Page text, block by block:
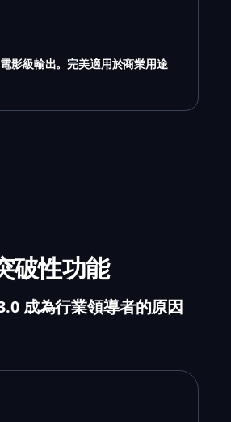
影級輸出。完美適用於商業用途
破性功能
成為行業領導者的原因